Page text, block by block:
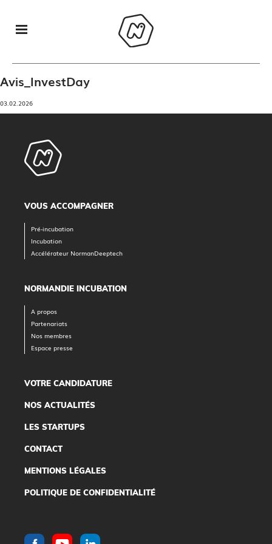
Avis_InvestDay
03.02.2026
VOUS ACCOMPAGNER
Pré-incubation
Incubation
Accélérateur NormanDeeptech
NORMANDIE INCUBATION
A propos
Partenariats
Nos membres
Espace presse
VOTRE CANDIDATURE
NOS ACTUALITÉS
LES STARTUPS
CONTACT
MENTIONS LÉGALES
POLITIQUE DE CONFIDENTIALITÉ